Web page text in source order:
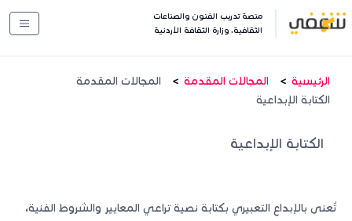
منصة تدريب الفنون والصناعات
الثقافية. وزارة الثقافة الأردنية
الرئيسية المجالات المقدمة
المجالات المقدمة
الكتابة الإبداعية
الكتابة الإبداعية
تُعنى بالإبداع التعبيري بكتابة نصية تراعي المعايير والشروط الفنية،